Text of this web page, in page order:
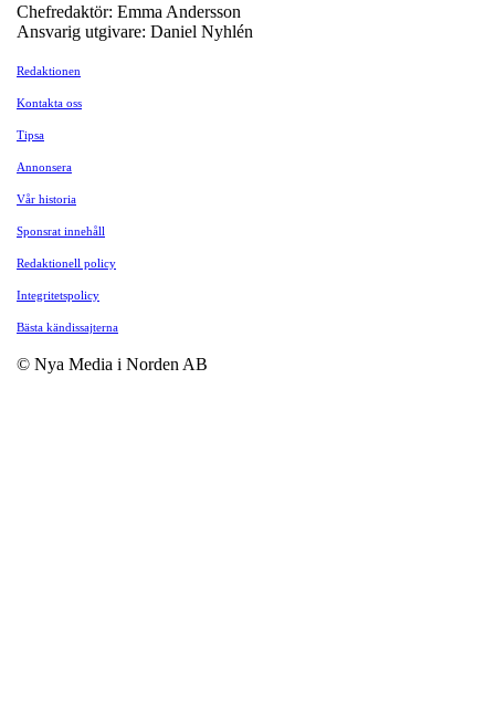
Chefredaktör: Emma Andersson
Ansvarig utgivare: Daniel Nyhlén
Redaktionen
Kontakta oss
Tipsa
Annonsera
Vår historia
Sponsrat innehåll
Redaktionell policy
Integritetspolicy
Bästa kändissajterna
© Nya Media i Norden AB